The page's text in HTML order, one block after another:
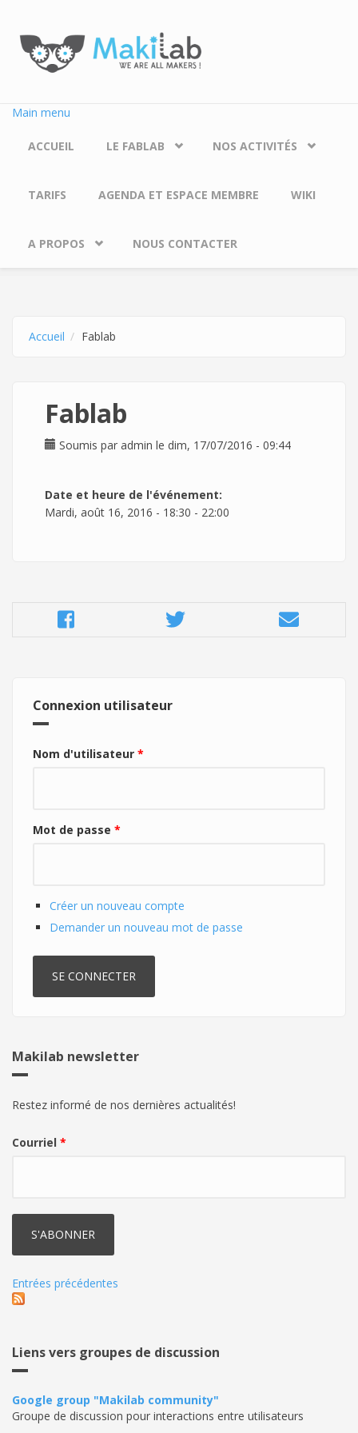
Main menu
ACCUEIL LE FABLAB NOS ACTIVITÉS
TARIFS AGENDA ET ESPACE MEMBRE WIKI
A PROPOS NOUS CONTACTER
Accueil Fablab
Fablab
Soumis par admin le dim, 17/07/2016 - 09:44
Date et heure de l'événement:
Mardi, août 16, 2016 - 18:30 - 22:00
Connexion utilisateur
Nom d'utilisateur *
Mot de passe *
Créer un nouveau compte
Demander un nouveau mot de passe
Makilab newsletter
Restez informé de nos dernières actualités!
Courriel *
Entrées précédentes
Liens vers groupes de discussion
Google group "Makilab community"
Groupe de discussion pour interactions entre utilisateurs